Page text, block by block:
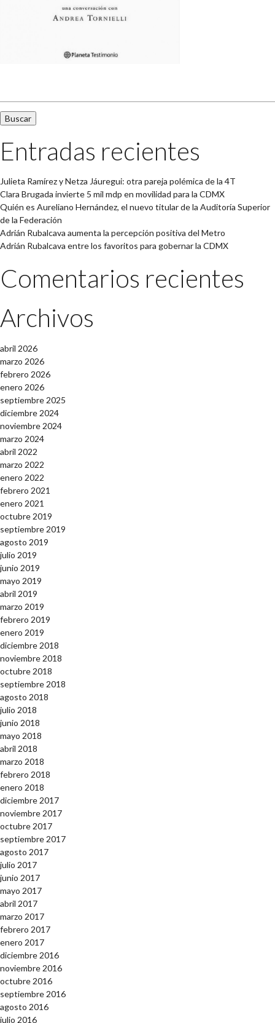
Entradas recientes
Julieta Ramírez y Netza Jáuregui: otra pareja polémica de la 4T
Clara Brugada invierte 5 mil mdp en movilidad para la CDMX
Quién es Aureliano Hernández, el nuevo titular de la Auditoría Superior
de la Federación
Adrián Rubalcava aumenta la percepción positiva del Metro
Adrián Rubalcava entre los favoritos para gobernar la CDMX
Comentarios recientes
Archivos
abril 2026
marzo 2026
febrero 2026
enero 2026
septiembre 2025
diciembre 2024
noviembre 2024
marzo 2024
abril 2022
marzo 2022
enero 2022
febrero 2021
enero 2021
octubre 2019
septiembre 2019
agosto 2019
julio 2019
junio 2019
mayo 2019
abril 2019
marzo 2019
febrero 2019
enero 2019
diciembre 2018
noviembre 2018
octubre 2018
septiembre 2018
agosto 2018
julio 2018
junio 2018
mayo 2018
abril 2018
marzo 2018
febrero 2018
enero 2018
diciembre 2017
noviembre 2017
octubre 2017
septiembre 2017
agosto 2017
julio 2017
junio 2017
mayo 2017
abril 2017
marzo 2017
febrero 2017
enero 2017
diciembre 2016
noviembre 2016
octubre 2016
septiembre 2016
agosto 2016
julio 2016